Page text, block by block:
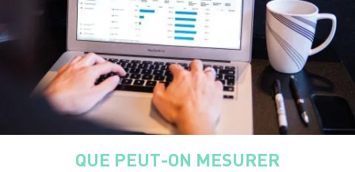
QUE PEUT-ON MESURER